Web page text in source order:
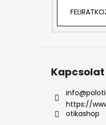
Kapcsolat
info@
https://
otikashop